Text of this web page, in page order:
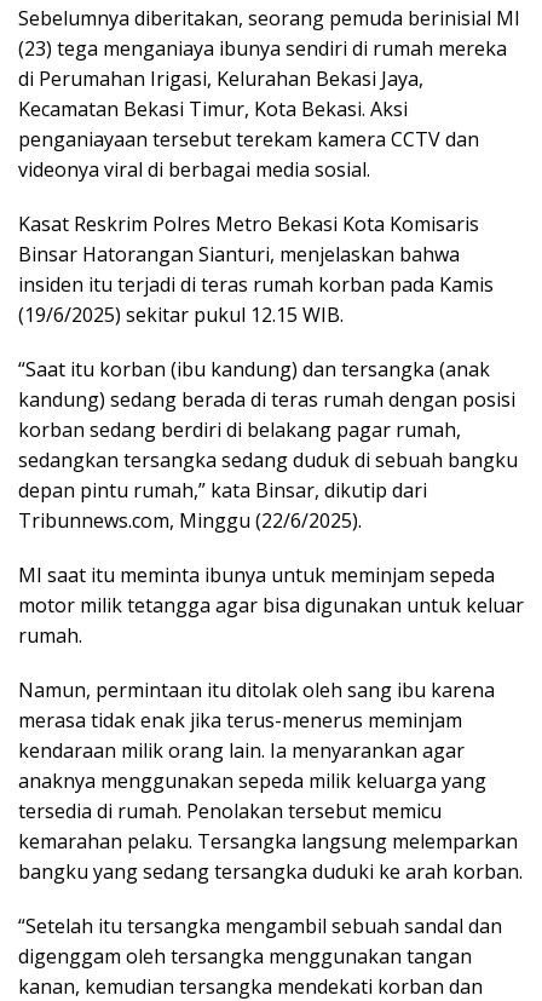
Sebelumnya diberitakan, seorang pemuda berinisial MI
(23) tega menganiaya ibunya sendiri di rumah mereka
di Perumahan Irigasi, Kelurahan Bekasi Jaya,
Kecamatan Bekasi Timur, Kota Bekasi. Aksi
penganiayaan tersebut terekam kamera CCTV dan
videonya viral di berbagai media sosial.
Kasat Reskrim Polres Metro Bekasi Kota Komisaris
Binsar Hatorangan Sianturi, menjelaskan bahwa
insiden itu terjadi di teras rumah korban pada Kamis
(19/6/2025) sekitar pukul 12.15 WIB.
“Saat itu korban (ibu kandung) dan tersangka (anak
kandung) sedang berada di teras rumah dengan posisi
korban sedang berdiri di belakang pagar rumah,
sedangkan tersangka sedang duduk di sebuah bangku
depan pintu rumah,” kata Binsar, dikutip dari
Tribunnews.com, Minggu (22/6/2025).
MI saat itu meminta ibunya untuk meminjam sepeda
motor milik tetangga agar bisa digunakan untuk keluar
rumah.
Namun, permintaan itu ditolak oleh sang ibu karena
merasa tidak enak jika terus-menerus meminjam
kendaraan milik orang lain. Ia menyarankan agar
anaknya menggunakan sepeda milik keluarga yang
tersedia di rumah. Penolakan tersebut memicu
kemarahan pelaku. Tersangka langsung melemparkan
bangku yang sedang tersangka duduki ke arah korban.
“Setelah itu tersangka mengambil sebuah sandal dan
digenggam oleh tersangka menggunakan tangan
kanan, kemudian tersangka mendekati korban dan